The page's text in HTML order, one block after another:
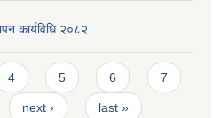
कार्यविधि २०८२
4 5 6 7
next › last »